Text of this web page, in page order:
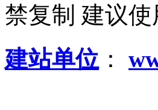
禁复制 建议
建站单位 ：